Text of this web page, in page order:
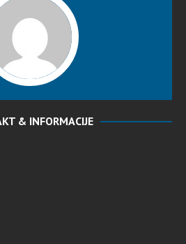
& INFORMACIJE